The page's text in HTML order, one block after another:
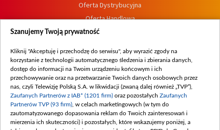
Oferta Dystrybucyjna
Oferta Handlowa
Dostępność
Procedura zgłoszeń wewnętrznych
Szanujemy Twoją prywatność
Kliknij "Akceptuję i przechodzę do serwisu", aby wyrazić zgody na
korzystanie z technologii automatycznego śledzenia i zbierania danych,
dostęp do informacji na Twoim urządzeniu końcowym i ich
przechowywanie oraz na przetwarzanie Twoich danych osobowych przez
nas, czyli Telewizję Polską S.A. w likwidacji (zwaną dalej również „TVP”),
Zaufanych Partnerów z IAB* (1201 firm) oraz pozostałych Zaufanych
Partnerów TVP (93 firm) , w celach marketingowych (w tym do
zautomatyzowanego dopasowania reklam do Twoich zainteresowań i
mierzenia ich skuteczności) i pozostałych, które wskazujemy poniżej, a